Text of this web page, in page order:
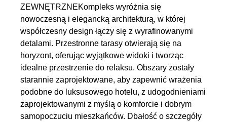
ZEWNĘTRZNEKompleks wyróżnia się
nowoczesną i elegancką architekturą, w której
współczesny design łączy się z wyrafinowanymi
detalami. Przestronne tarasy otwierają się na
horyzont, oferując wyjątkowe widoki i tworząc
idealne przestrzenie do relaksu. Obszary zostały
starannie zaprojektowane, aby zapewnić wrażenia
podobne do luksusowego hotelu, z udogodnieniami
zaprojektowanymi z myślą o komforcie i dobrym
samopoczuciu mieszkańców. Dbałość o szczegóły